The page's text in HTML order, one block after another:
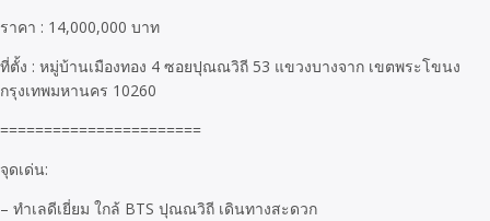
ราคา : 14,000,000 บาท
ที่ตั้ง : หมู่บ้านเมืองทอง 4 ซอยปุณณวิถี 53 แขวงบางจาก เขตพระโขนง
กรุงเทพมหานคร 10260
=======================
จุดเด่น:
– ทำเลดีเยี่ยม ใกล้ BTS ปุณณวิถี เดินทางสะดวก